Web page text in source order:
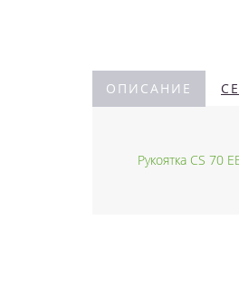
ОПИСАНИЕ
Рукоятка CS 70